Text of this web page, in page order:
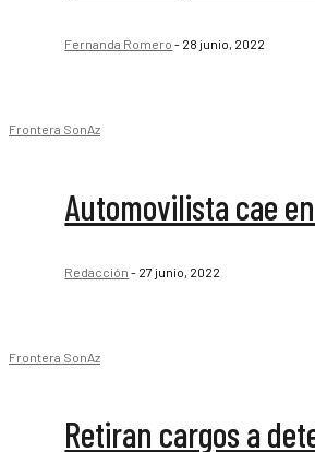
Fernanda Romero - 28 junio, 2022
Frontera SonAz
Automovilista cae
Redacción - 27 junio, 2022
Frontera SonAz
Retiran cargos a